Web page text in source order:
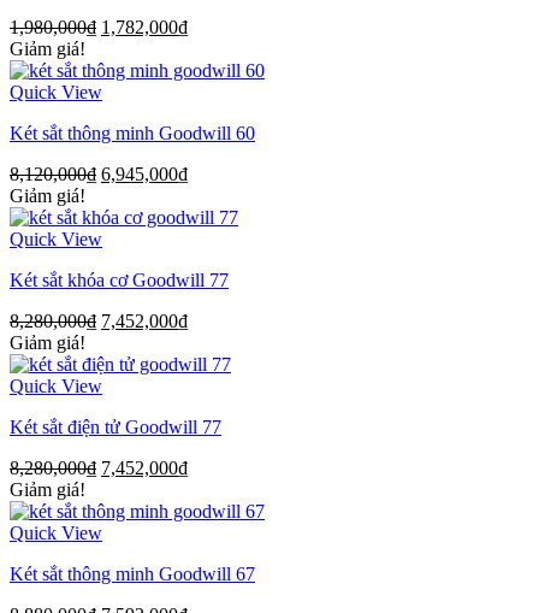
1,980,000₫ 1,782,000₫
Giảm giá!
Quick View
Két sắt thông minh Goodwill 60
8,120,000₫ 6,945,000₫
Giảm giá!
Quick View
Két sắt khóa cơ Goodwill 77
8,280,000₫ 7,452,000₫
Giảm giá!
Quick View
Két sắt điện tử Goodwill 77
8,280,000₫ 7,452,000₫
Giảm giá!
Quick View
Két sắt thông minh Goodwill 67